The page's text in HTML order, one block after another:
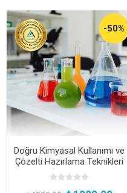
-50%
Doğru Kimyasal Kullanımı ve
Çözelti Hazırlama Teknikleri
Eğitimi (Kayıttan Hemen
İzle)